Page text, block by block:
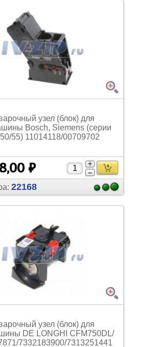
узел (блок) для
Bosch, Siemens (серии
55) 11014118/00709702
₽
22168
узел (блок) для
DE LONGHI CFM750DL/
7332183900/7313251441